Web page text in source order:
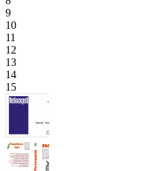
9
10
11
12
13
14
15